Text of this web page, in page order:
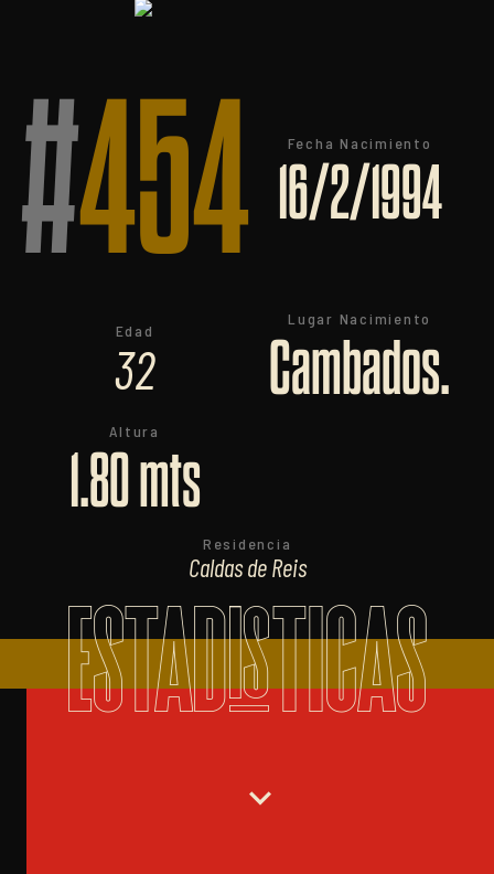
#454 Fecha Nacimiento
16/2/1994
Edad
32
Lugar Nacimiento
Cambados.
Altura
1.80 mts
Residencia
Caldas de Reis
ESTADISTICAS
expand_more